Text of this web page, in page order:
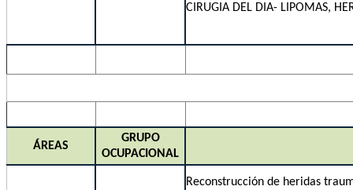
CIRUGIA DEL DIA- LIPOMAS,
ÁREAS
GRUPO
OCUPACIONAL
Reconstrucción de heridas